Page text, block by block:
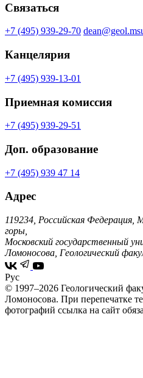
Связаться
+7 (495) 939-29-70
Канцелярия
+7 (495) 939-13-01
Приемная комиссия
+7 (495) 939-29-51
Доп. образование
+7 (495) 939 47 14
Адрес
119234, Российская
горы,
Московский государственный
Ломоносова, Геологический
Рус
© 1997–2026 Геологический
Ломоносова. При перепечатке
фотографий ссылка на сайт